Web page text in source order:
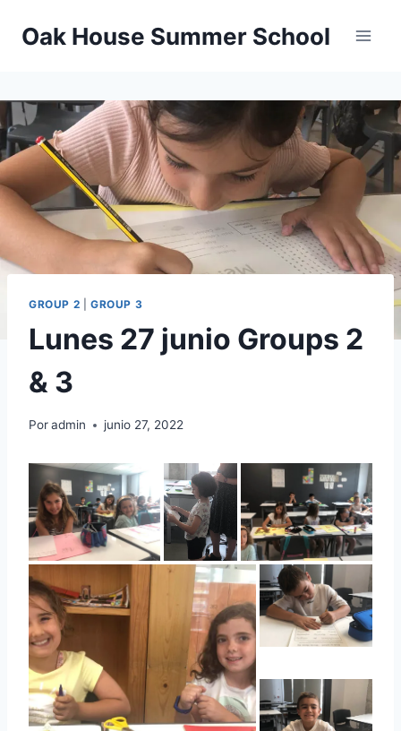
Oak House Summer School
GROUP 2 GROUP 3
Lunes 27 junio Groups 2
& 3
Poradmin junio 27, 2022